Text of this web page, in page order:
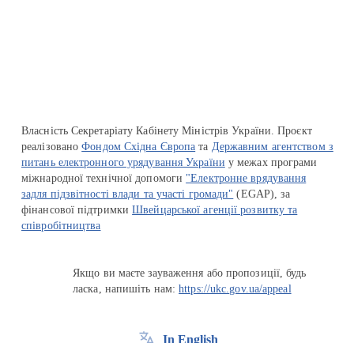
Власність Секретаріату Кабінету Міністрів України. Проєкт
реалізованоФондом Східна Європа та Державним агентством з
питань електронного урядування України у межах програми
міжнародної технічної допомоги "Електронне врядування
задля підзвітності влади та участі громади" (EGAP), за
фінансової підтримкиШвейцарської агенції розвитку та
співробітництва
Якщо ви маєте зауваження або пропозиції, будь
ласка, напишіть нам:https://ukc.gov.ua/appeal
In English